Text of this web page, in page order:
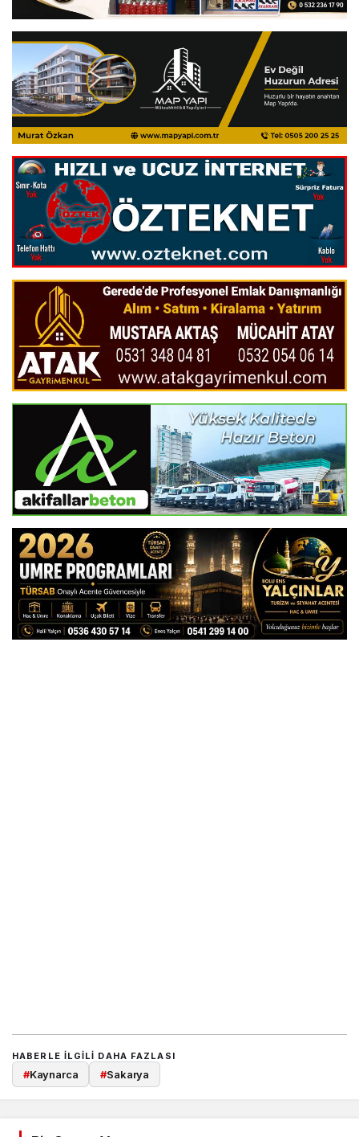
HABERLE ILGILI DAHA FAZLASI
#Kaynarca #Sakarya